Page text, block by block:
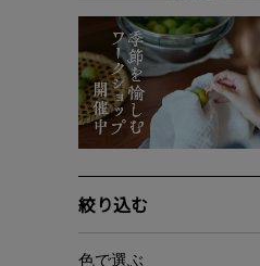
絞り込む
色で選ぶ